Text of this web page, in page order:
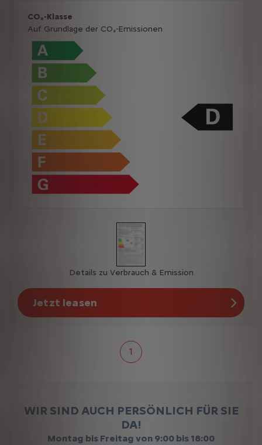
CO₂-Klasse
Auf Grundlage der CO₂-Emissionen
Details zu Verbrauch & Emission
Jetzt leasen
1
WIR SIND AUCH PERSÖNLICH FÜR SIE
DA!
Montag bis Freitag von 9:00 bis 18:00